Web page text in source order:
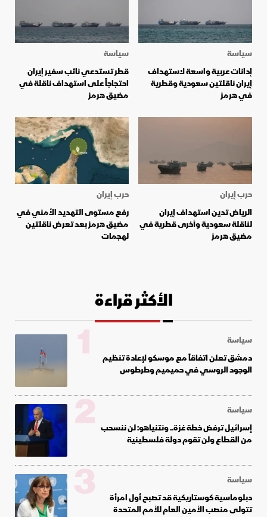
سياسة
إدانات عربية واسعة لاستهداف
إيران ناقلتين سعودية وقطرية
في هرمز
سياسة
قطر تستدعي نائب سفير إيران
احتجاجاً على استهداف ناقلة في
مضيق هرمز
حرب إيران
الرياض تدين استهداف إيران
لناقلة سعودية وأخرى قطرية في
مضيق هرمز
حرب إيران
رفع مستوى التهديد الأمني ​​في
مضيق هرمز بعد تعرض ناقلتين
لهجمات
الأكثر قراءة
سياسة
دمشق تعلن اتفاقاً مع موسكو لإعادة تنظيم
الوجود الروسي في حميميم وطرطوس
1
سياسة
إسرائيل ترفض خطة غزة.. ونتنياهو: لن ننسحب
من القطاع ولن تقوم دولة فلسطينية
2
سياسة
دبلوماسية كوستاريكية قد تصبح أول امرأة
تتولى منصب الأمين العام للأمم المتحدة
3